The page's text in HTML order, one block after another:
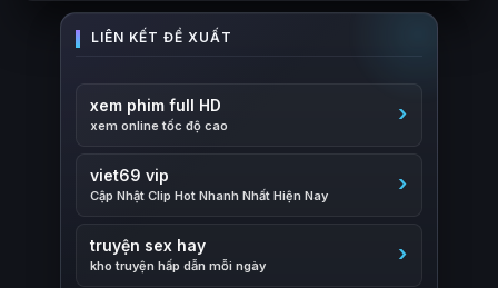
xem phim full HD
xem online tốc độ cao
viet69 vip
Cập Nhật Clip Hot Nhanh Nhất Hiện Nay
truyện sex hay
kho truyện hấp dẫn mỗi ngày